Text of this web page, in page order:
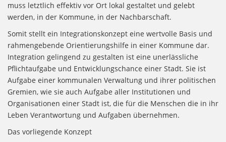
muss letztlich effektiv vor Ort lokal gestaltet und gelebt
werden, in der Kommune, in der Nachbarschaft.
Somit stellt ein Integrationskonzept eine wertvolle Basis und
rahmengebende Orientierungshilfe in einer Kommune dar.
Integration gelingend zu gestalten ist eine unerlässliche
Pflichtaufgabe und Entwicklungschance einer Stadt. Sie ist
Aufgabe einer kommunalen Verwaltung und ihrer politischen
Gremien, wie sie auch Aufgabe aller Institutionen und
Organisationen einer Stadt ist, die für die Menschen die in ihr
Leben Verantwortung und Aufgaben übernehmen.
Das vorliegende Konzept